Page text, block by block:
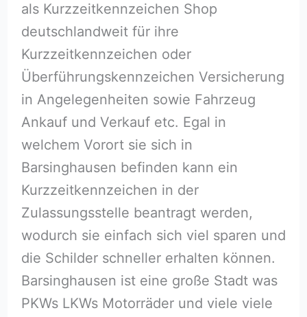
als Kurzzeitkennzeichen Shop
deutschlandweit für ihre
Kurzzeitkennzeichen oder
Überführungskennzeichen Versicherung
in Angelegenheiten sowie Fahrzeug
Ankauf und Verkauf etc. Egal in
welchem Vorort sie sich in
Barsinghausen befinden kann ein
Kurzzeitkennzeichen in der
Zulassungsstelle beantragt werden,
wodurch sie einfach sich viel sparen und
die Schilder schneller erhalten können.
Barsinghausen ist eine große Stadt was
PKWs LKWs Motorräder und viele viele